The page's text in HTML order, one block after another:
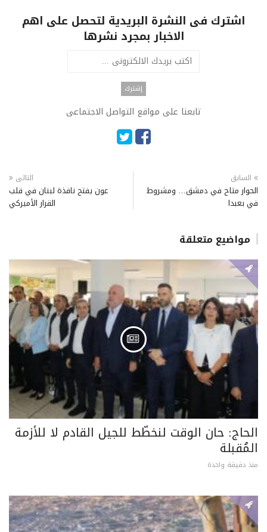
اشترك فى النشرة البريدية لتحصل على اهم
الاخبار بمجرد نشرها
تابعنا على مواقع التواصل الاجتماعى
السابق
الحوار متاح في دمشق… ومشروط
في بعبدا
التالى
عون يفتح نافذة لبنان في قلب
القرار الأميركي
مواضيع متعلقة
الحاج: حان الوقت لنخطّط للجيل القادم لا للأزمة
المُقبلة
منذ دقيقة واحدة